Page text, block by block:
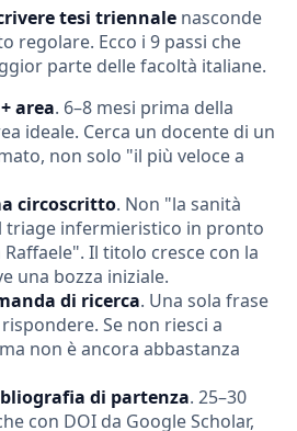
tesi triennale nasconde
regolare. Ecco i 9 passi che
parte delle facoltà italiane.
area. 6–8 mesi prima della
ideale. Cerca un docente di un
non solo "il più veloce a
circoscritto. Non "la sanità
triage infermieristico in pronto
Il titolo cresce con la
una bozza iniziale.
di ricerca. Una sola frase
Se non riesci a
non è ancora abbastanza
di partenza. 25–30
con DOI da Google Scholar,